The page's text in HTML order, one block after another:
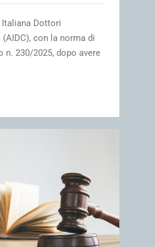
Italiana Dottori
con la norma di
n. 230/2025, dopo avere